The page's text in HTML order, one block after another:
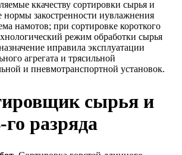
ккачеству сортировки сырья и
нормы закостренности иувлажнения
намотов; при сортировке короткого
режим обработки сырья
иправила эксплуатации
агрегата и трясильной
и пневмотранспортной установок.
сырья и
разряда